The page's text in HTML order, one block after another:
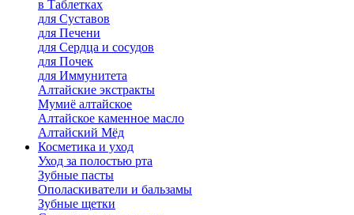
в Таблетках
для Cуставов
для Печени
для Сердца и сосудов
для Почек
для Иммунитета
Алтайские экстракты
Мумиё алтайское
Алтайское каменное масло
Алтайский Мёд
Косметика и уход
Уход за полостью рта
Зубные пасты
Ополаскиватели и бальзамы
Зубные щетки